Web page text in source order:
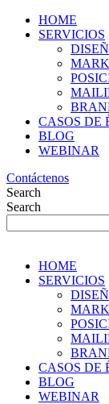
HOME
SERVICIOS
CASOS DE
BLOG
WEBINAR
Contáctenos
Search
Search
HOME
SERVICIOS
CASOS DE
BLOG
WEBINAR